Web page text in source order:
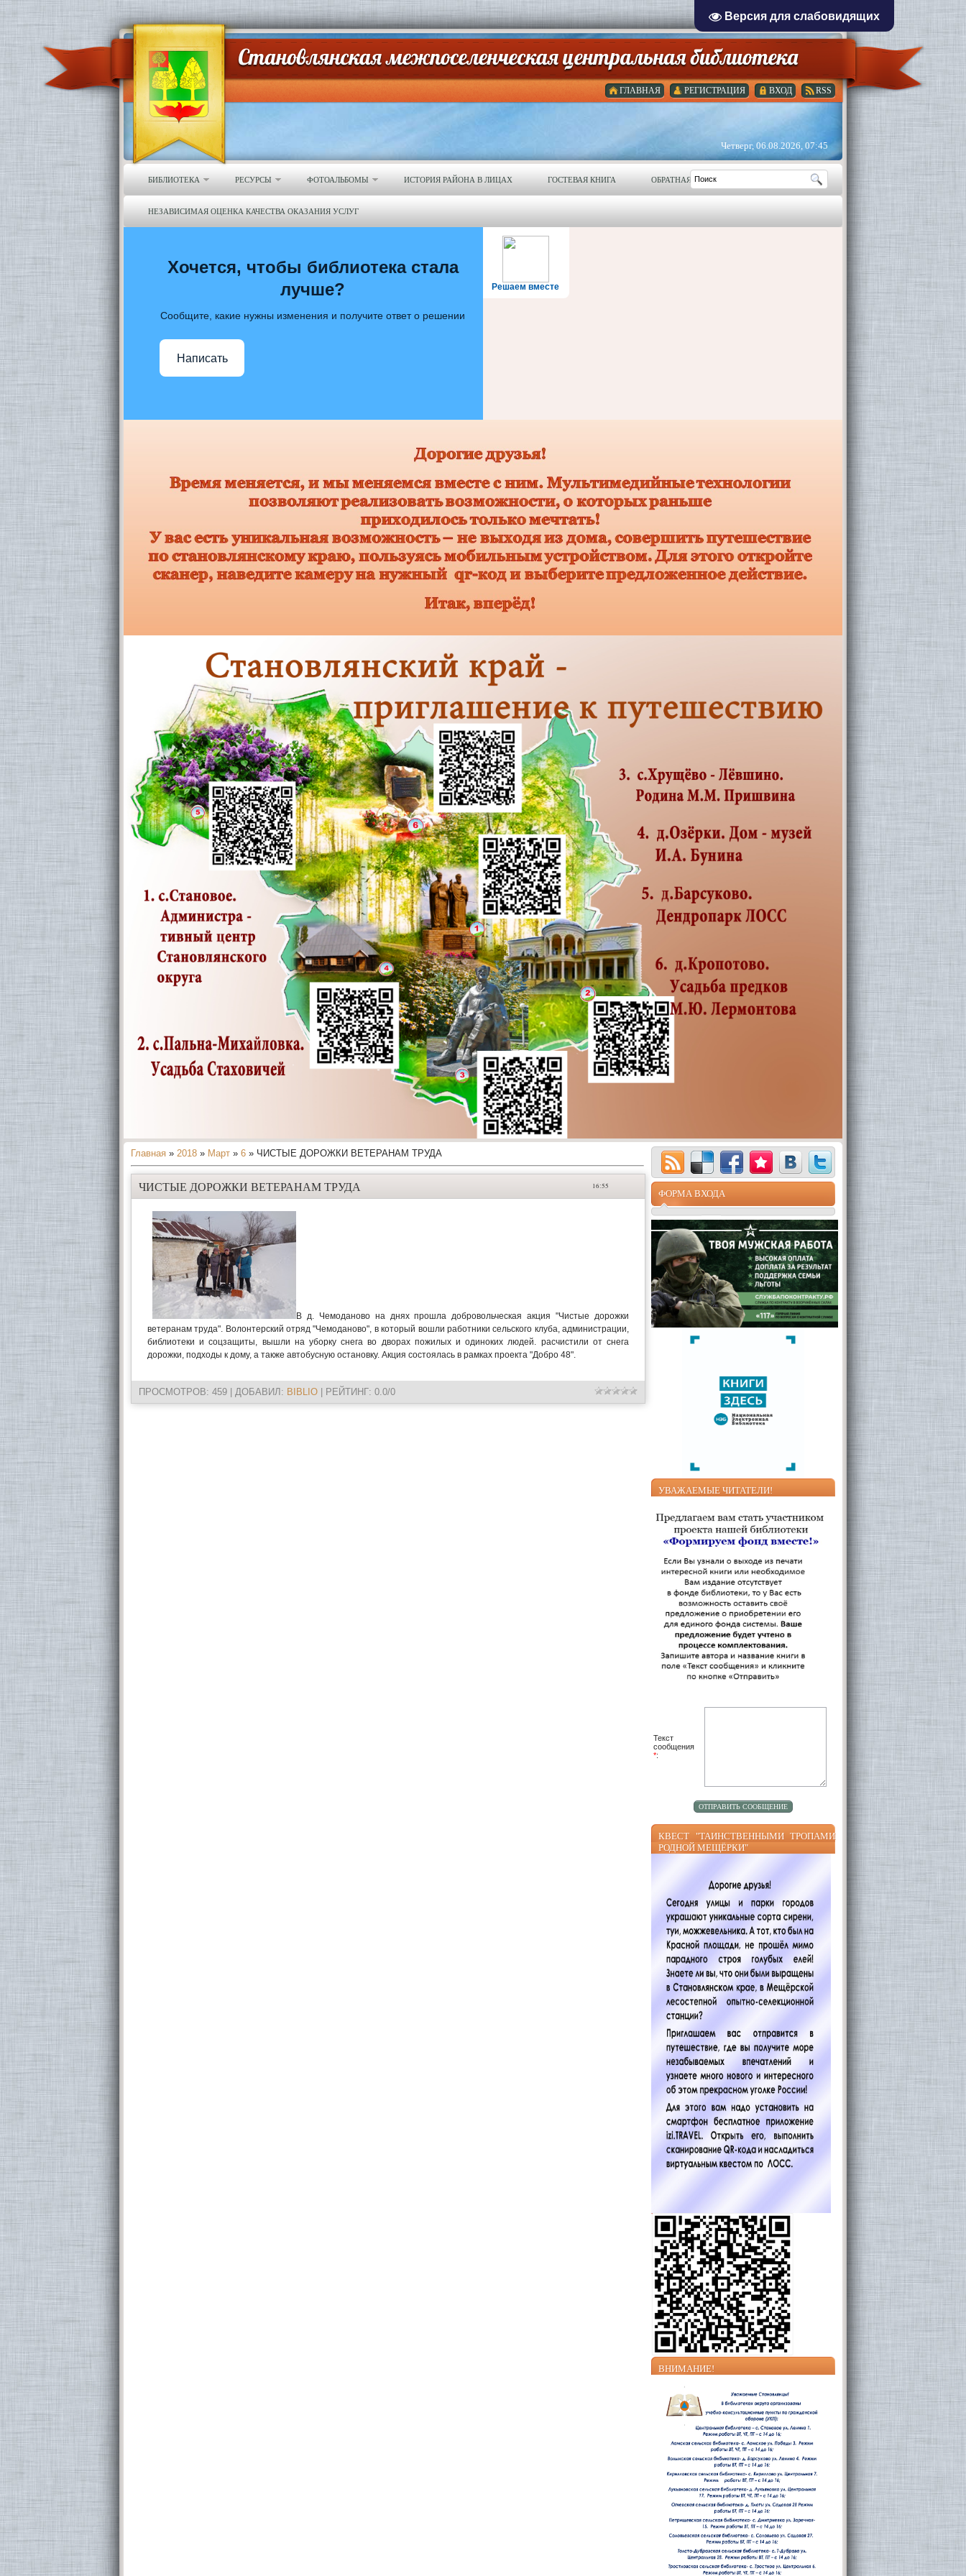
Версия для слабовидящих
RSS
ВХОД
РЕГИСТРАЦИЯ
ГЛАВНАЯ
Четверг, 06.08.2026, 07:45
БИБЛИОТЕКА РЕСУРСЫ ФОТОАЛЬБОМЫ ИСТОРИЯ РАЙОНА В ЛИЦАХ ГОСТЕВАЯ КНИГА ОБРАТНАЯ СВЯЗЬ
НЕЗАВИСИМАЯ ОЦЕНКА КАЧЕСТВА ОКАЗАНИЯ УСЛУГ
Решаем вместе
Хочется, чтобы библиотека стала
лучше?
Сообщите, какие нужны изменения и получите ответ о решении
Написать
Главная » 2018 » Март » 6 » ЧИСТЫЕ ДОРОЖКИ ВЕТЕРАНАМ ТРУДА
16:55
ЧИСТЫЕ ДОРОЖКИ ВЕТЕРАНАМ ТРУДА
В д. Чемоданово на днях прошла добровольческая акция "Чистые дорожки
ветеранам труда". Волонтерский отряд "Чемоданово", в который вошли работники сельского клуба, администрации,
библиотеки и соцзащиты, вышли на уборку снега во дворах пожилых и одиноких людей. расчистили от снега
дорожки, подходы к дому, а также автобусную остановку. Акция состоялась в рамках проекта "Добро 48".
ПРОСМОТРОВ: 459 | ДОБАВИЛ: BIBLIO | РЕЙТИНГ: 0.0/0
ФОРМА ВХОДА
УВАЖАЕМЫЕ ЧИТАТЕЛИ!
Текст
сообщения
*:
КВЕСТ "ТАИНСТВЕННЫМИ ТРОПАМИ
РОДНОЙ МЕЩЁРКИ"
ВНИМАНИЕ!